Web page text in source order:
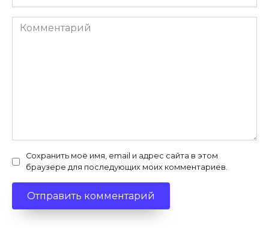
Комментарий
Сохранить моё имя, email и адрес сайта в этом
браузере для последующих моих комментариев.